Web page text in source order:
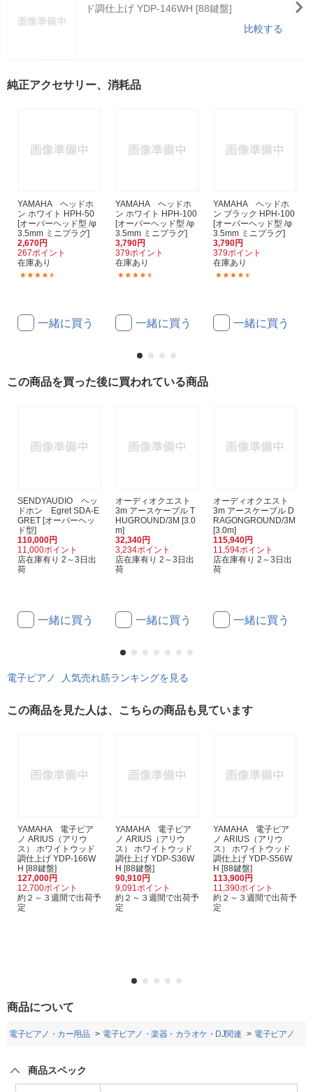
ド調仕上げ YDP-146WH [88鍵盤]
比較する
純正アクセサリー、消耗品
YAMAHA ヘッドホ
ン ホワイト HPH-50
[オーバーヘッド型 /φ
3.5mm ミニプラグ]
2,670円
267ポイント
在庫あり
一緒に買う
YAMAHA ヘッドホ
ン ホワイト HPH-100
[オーバーヘッド型 /φ
3.5mm ミニプラグ]
3,790円
379ポイント
在庫あり
一緒に買う
YAMAHA ヘッドホ
ン ブラック HPH-100
[オーバーヘッド型 /φ
3.5mm ミニプラグ]
3,790円
379ポイント
在庫あり
一緒に買う
この商品を買った後に買われている商品
SENDYAUDIO ヘッ
ドホン Egret SDA-E
GRET [オーバーヘッ
ド型]
110,000円
11,000ポイント
店在庫有り 2～3日出
荷
一緒に買う
オーディオクエスト
3m アースケーブル T
HUGROUND/3M [3.0
m]
32,340円
3,234ポイント
店在庫有り 2～3日出
荷
一緒に買う
オーディオクエスト
3m アースケーブル D
RAGONGROUND/3M
[3.0m]
115,940円
11,594ポイント
店在庫有り 2～3日出
荷
一緒に買う
電子ピアノ 人気売れ筋ランキングを見る
この商品を見た人は、こちらの商品も見ています
YAMAHA 電子ピア
ノ ARIUS（アリウ
ス） ホワイトウッド
調仕上げ YDP-166W
H [88鍵盤]
127,000円
12,700ポイント
約２～３週間で出荷予
定
YAMAHA 電子ピア
ノ ARIUS（アリウ
ス） ホワイトウッド
調仕上げ YDP-S36W
H [88鍵盤]
90,910円
9,091ポイント
約２～３週間で出荷予
定
YAMAHA 電子ピア
ノ ARIUS（アリウ
ス） ホワイトウッド
調仕上げ YDP-S56W
H [88鍵盤]
113,900円
11,390ポイント
約２～３週間で出荷予
定
商品について
電子ピアノ・カー用品 電子ピアノ・楽器・カラオケ・DJ関連 電子ピアノ
商品スペック